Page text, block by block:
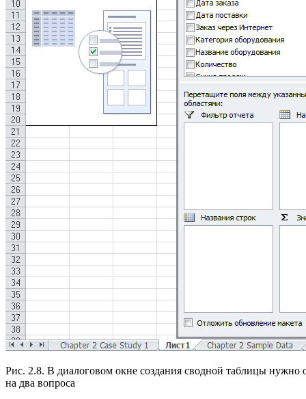
Рис. 2.8. В диалоговом окне создания сводной таблицы нужно
на два вопроса